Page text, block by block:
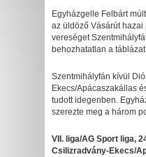
Egyházgelle Felbárt
az üldöző Vásárút
vereséget
behozhatatlan a
Szentmihályfán kívül
Ekecs/Apácaszakállas
tudott idegenben.
szerezte meg a három
VII. liga/AG Sport liga,
Csilizradvány-Ekecs/